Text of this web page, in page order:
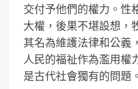
交付予他們的權力。性
大權，後果不堪設想，
其名為維護法律和公義
人民的福祉作為濫用權
是古代社會獨有的問題。